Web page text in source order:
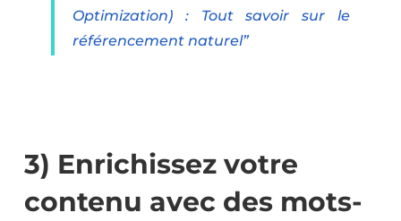
Optimization) : Tout savoir sur le
référencement naturel”
3) Enrichissez votre
contenu avec des mots-